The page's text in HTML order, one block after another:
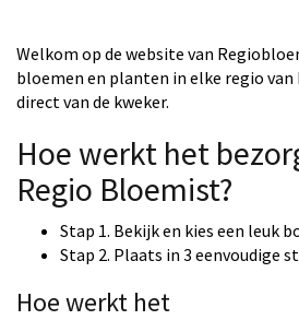
Welkom op de website van
bloemen en planten in elke regio
direct van de kweker.
Hoe werkt het
Regio Bloemist?
Stap 1. Bekijk en kies een leuk
Stap 2. Plaats in 3 eenvoudige
Hoe werkt het